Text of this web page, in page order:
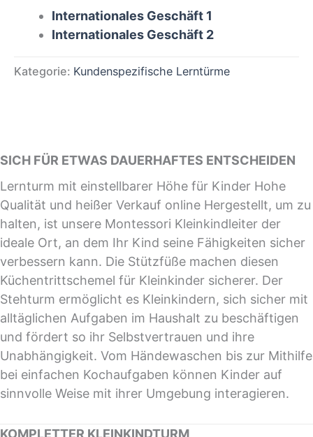
Internationales Geschäft 1
Internationales Geschäft 2
Kategorie: Kundenspezifische Lerntürme
SICH FÜR ETWAS DAUERHAFTES ENTSCHEIDEN
Lernturm mit einstellbarer Höhe für Kinder Hohe
Qualität und heißer Verkauf online Hergestellt, um zu
halten, ist unsere Montessori Kleinkindleiter der
ideale Ort, an dem Ihr Kind seine Fähigkeiten sicher
verbessern kann. Die Stützfüße machen diesen
Küchentrittschemel für Kleinkinder sicherer. Der
Stehturm ermöglicht es Kleinkindern, sich sicher mit
alltäglichen Aufgaben im Haushalt zu beschäftigen
und fördert so ihr Selbstvertrauen und ihre
Unabhängigkeit. Vom Händewaschen bis zur Mithilfe
bei einfachen Kochaufgaben können Kinder auf
sinnvolle Weise mit ihrer Umgebung interagieren.